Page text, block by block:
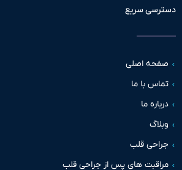
دسترسی سریع
صفحه اصلی
تماس با ما
درباره ما
وبلاگ
جراحی قلب
مراقبت های پس از جراحی قلب